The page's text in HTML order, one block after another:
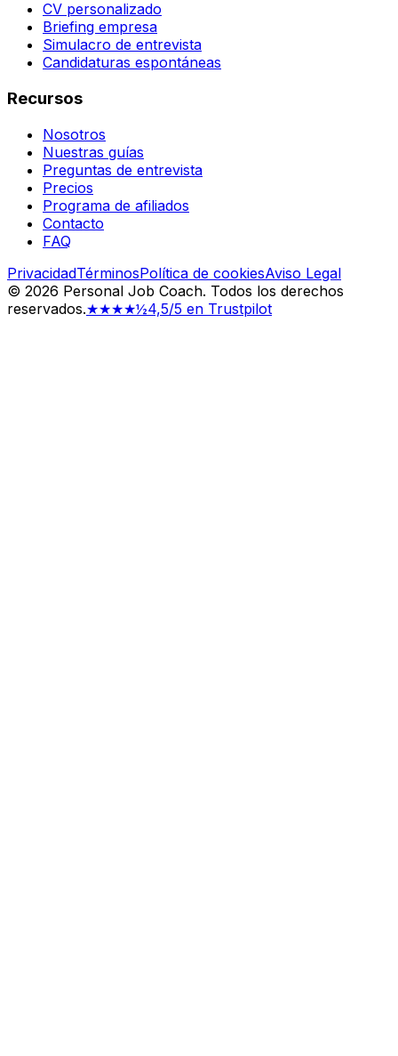
CV personalizado
Briefing empresa
Simulacro de entrevista
Candidaturas espontáneas
Recursos
Nosotros
Nuestras guías
Preguntas de entrevista
Precios
Programa de afiliados
Contacto
FAQ
PrivacidadTérminosPolítica de cookiesAviso Legal
© 2026 Personal Job Coach. Todos los derechos
reservados.★★★★½4,5/5 en Trustpilot